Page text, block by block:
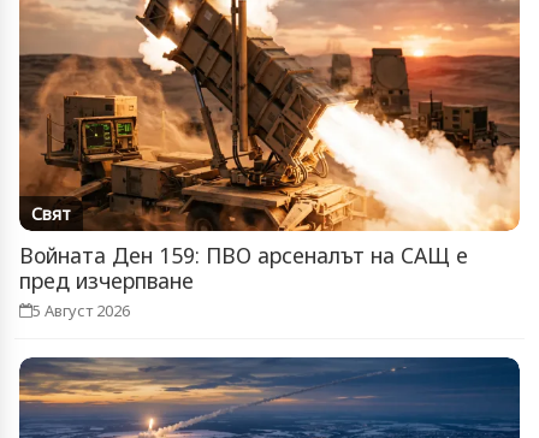
Свят
Войната Ден 159: ПВО арсеналът на САЩ е
пред изчерпване
5 Август 2026